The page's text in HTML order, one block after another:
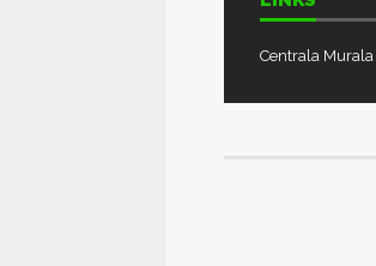
Centrala Murala